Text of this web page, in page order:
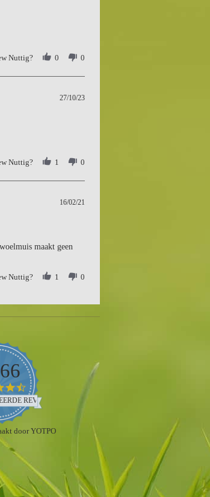
Nuttig? 0 0
27/10/23
Nuttig? 1 0
16/02/21
maakt geen
Nuttig? 1 0
4.5
star
rating
REVIEWS
door YOTPO